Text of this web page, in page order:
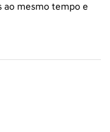
ao mesmo tempo e